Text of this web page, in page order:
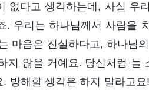
없다고 생각하는데, 사실 우
우리는 하나님께서 사람을
마음은 진실하다고, 하나님
지 않을 거예요. 당신처럼 늘
방해할 생각은 하지 말라고요